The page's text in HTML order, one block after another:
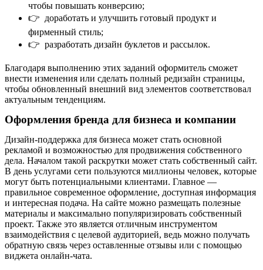
чтобы повышать конверсию;
👉 доработать и улучшить готовый продукт и
фирменный стиль;
👉 разработать дизайн буклетов и рассылок.
Благодаря выполнению этих заданий оформитель сможет
внести изменения или сделать полный редизайн страницы,
чтобы обновленный внешний вид элементов соответствовал
актуальным тенденциям.
Оформления бренда для бизнеса и компании
Дизайн-поддержка для бизнеса может стать основной
рекламой и возможностью для продвижения собственного
дела. Началом такой раскрутки может стать собственный сайт.
В день услугами сети пользуются миллионы человек, которые
могут быть потенциальными клиентами. Главное —
правильное современное оформление, доступная информация
и интересная подача. На сайте можно размещать полезные
материалы и максимально популяризировать собственный
проект. Также это является отличным инструментом
взаимодействия с целевой аудиторией, ведь можно получать
обратную связь через оставленные отзывы или с помощью
виджета онлайн-чата.